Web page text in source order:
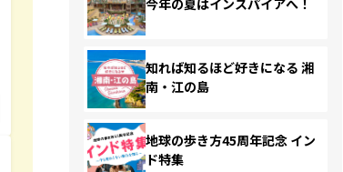
今年の夏はインスパイアへ！
知れば知るほど好きになる 湘
南・江の島
地球の歩き方45周年記念 イン
ド特集